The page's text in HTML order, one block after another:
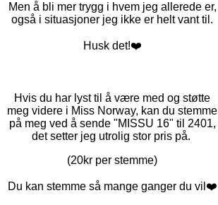
Men å bli mer trygg i hvem jeg allerede er,
også i situasjoner jeg ikke er helt vant til.
Husk det!❤️
Hvis du har lyst til å være med og støtte
meg videre i Miss Norway, kan du stemme
på meg ved å sende "MISSU 16" til 2401,
det setter jeg utrolig stor pris på.
(20kr per stemme)
Du kan stemme så mange ganger du vil❤️